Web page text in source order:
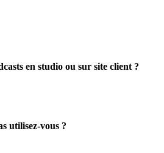
en studio ou sur site client ?
utilisez-vous ?